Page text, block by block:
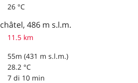
26 °C
486 m s.l.m.
11.5 km
55m (431 m s.l.m.)
28.2 °C
7 di 10 min